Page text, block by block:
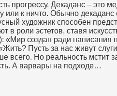
прогрессу. Декаданс – это
к ничто. Обычно декаданс
художник способен
в роли эстетов, ставя
«Мир создан ради написания
Пусть за нас живут
всего. Но реальность мстит
А варвары на подходе…